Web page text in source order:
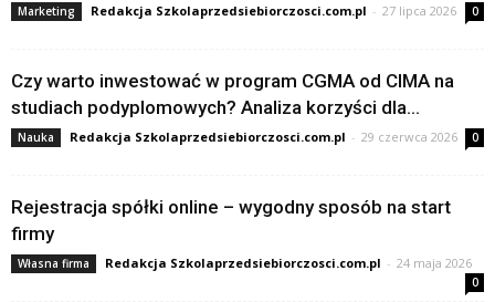
Marketing Redakcja Szkolaprzedsiebiorczosci.com.pl - 27 lipca 2026 0
Czy warto inwestować w program CGMA od CIMA na
studiach podyplomowych? Analiza korzyści dla...
Nauka Redakcja Szkolaprzedsiebiorczosci.com.pl - 29 czerwca 2026 0
Rejestracja spółki online – wygodny sposób na start
firmy
Własna firma Redakcja Szkolaprzedsiebiorczosci.com.pl - 24 maja 2026
0